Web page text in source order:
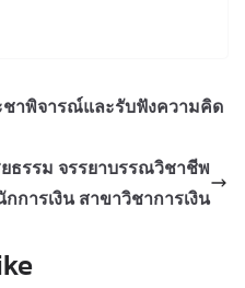
าพิจารณ์และรับฟังความคิด
รรม จรรยาบรรณวิชาชีพ
ารเงิน สาขาวิชาการเงิน